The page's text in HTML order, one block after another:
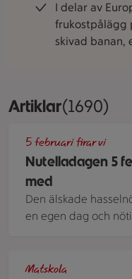
I delar av
frukostpålägg
skivad banan,
ArtiklarVisar
(1690)
Nutelladagen 5
med
5 februari firar vi
Den älskade
en egen dag och
Matskola